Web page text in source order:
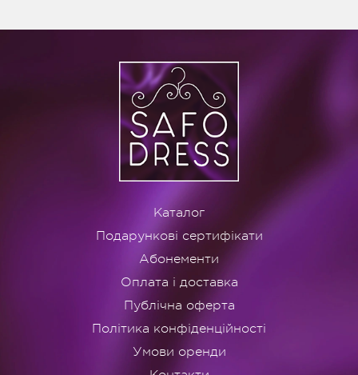
Каталог
Подарункові сертифікати
Абонементи
Оплата і доставка
Публічна оферта
Політика конфіденційності
Умови оренди